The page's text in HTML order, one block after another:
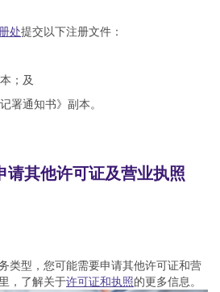
处提交以下注册文件：
；及
署通知书》副本。
请其他许可证及营业执照
类型，您可能需要申请其他许可证和营
，了解关于许可证和执照的更多信息。